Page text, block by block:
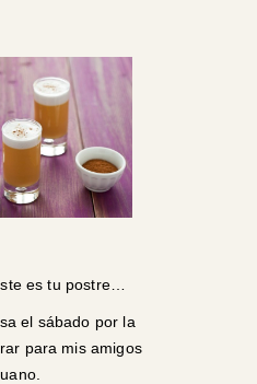
es tu postre…
el sábado por la
para mis amigos